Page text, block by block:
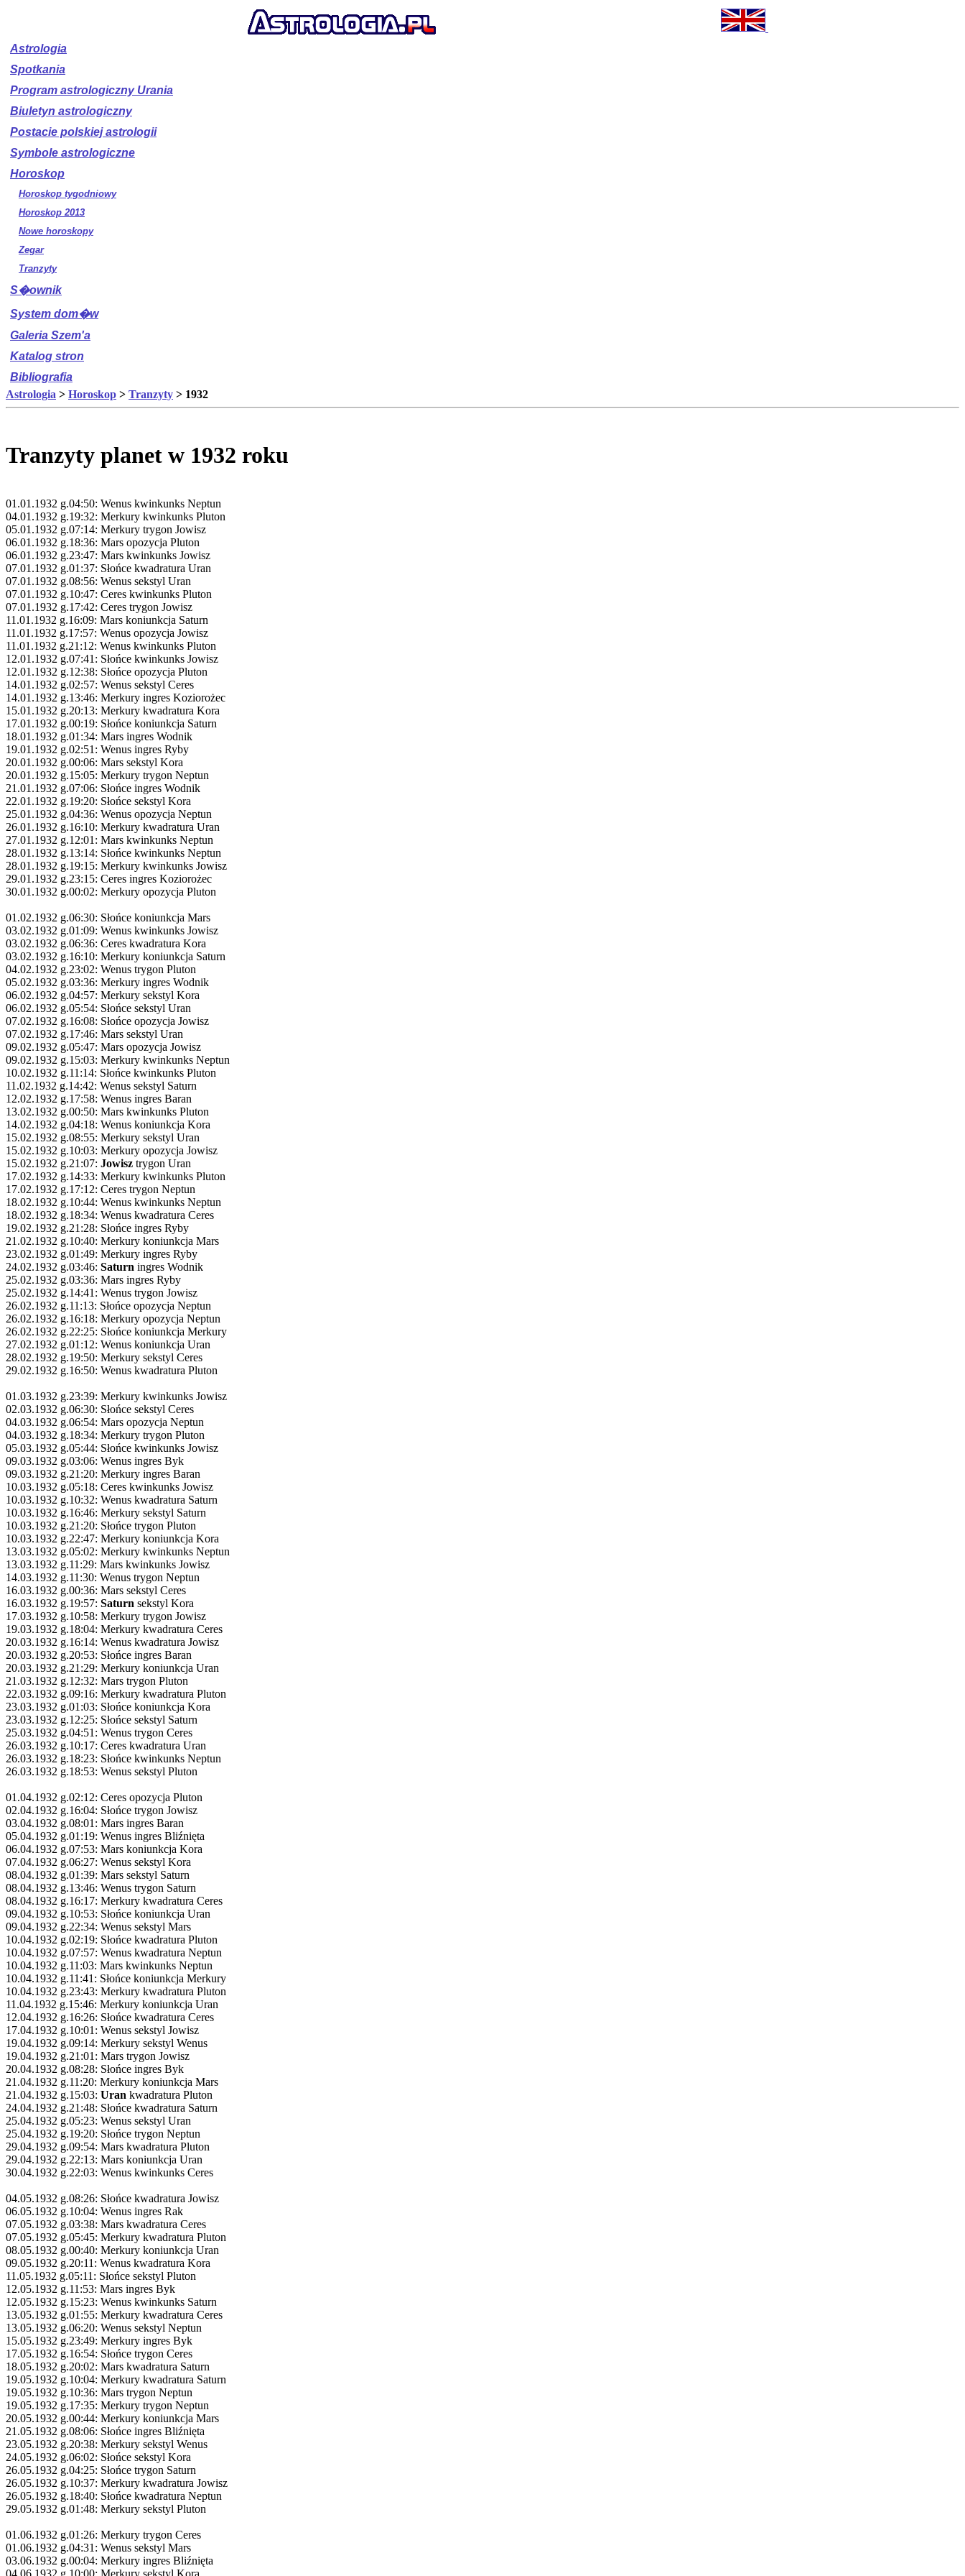
Astrologia
Spotkania
Program astrologiczny Urania
Biuletyn astrologiczny
Postacie polskiej astrologii
Symbole astrologiczne
Horoskop
Horoskop tygodniowy
Horoskop 2013
Nowe horoskopy
Zegar
Tranzyty
S�ownik
System dom�w
Galeria Szem'a
Katalog stron
Bibliografia
Astrologia > Horoskop > Tranzyty > 1932
Tranzyty planet w 1932 roku
01.01.1932 g.04:50: Wenus kwinkunks Neptun
04.01.1932 g.19:32: Merkury kwinkunks Pluton
05.01.1932 g.07:14: Merkury trygon Jowisz
06.01.1932 g.18:36: Mars opozycja Pluton
06.01.1932 g.23:47: Mars kwinkunks Jowisz
07.01.1932 g.01:37: Słońce kwadratura Uran
07.01.1932 g.08:56: Wenus sekstyl Uran
07.01.1932 g.10:47: Ceres kwinkunks Pluton
07.01.1932 g.17:42: Ceres trygon Jowisz
11.01.1932 g.16:09: Mars koniunkcja Saturn
11.01.1932 g.17:57: Wenus opozycja Jowisz
11.01.1932 g.21:12: Wenus kwinkunks Pluton
12.01.1932 g.07:41: Słońce kwinkunks Jowisz
12.01.1932 g.12:38: Słońce opozycja Pluton
14.01.1932 g.02:57: Wenus sekstyl Ceres
14.01.1932 g.13:46: Merkury ingres Koziorożec
15.01.1932 g.20:13: Merkury kwadratura Kora
17.01.1932 g.00:19: Słońce koniunkcja Saturn
18.01.1932 g.01:34: Mars ingres Wodnik
19.01.1932 g.02:51: Wenus ingres Ryby
20.01.1932 g.00:06: Mars sekstyl Kora
20.01.1932 g.15:05: Merkury trygon Neptun
21.01.1932 g.07:06: Słońce ingres Wodnik
22.01.1932 g.19:20: Słońce sekstyl Kora
25.01.1932 g.04:36: Wenus opozycja Neptun
26.01.1932 g.16:10: Merkury kwadratura Uran
27.01.1932 g.12:01: Mars kwinkunks Neptun
28.01.1932 g.13:14: Słońce kwinkunks Neptun
28.01.1932 g.19:15: Merkury kwinkunks Jowisz
29.01.1932 g.23:15: Ceres ingres Koziorożec
30.01.1932 g.00:02: Merkury opozycja Pluton
01.02.1932 g.06:30: Słońce koniunkcja Mars
03.02.1932 g.01:09: Wenus kwinkunks Jowisz
03.02.1932 g.06:36: Ceres kwadratura Kora
03.02.1932 g.16:10: Merkury koniunkcja Saturn
04.02.1932 g.23:02: Wenus trygon Pluton
05.02.1932 g.03:36: Merkury ingres Wodnik
06.02.1932 g.04:57: Merkury sekstyl Kora
06.02.1932 g.05:54: Słońce sekstyl Uran
07.02.1932 g.16:08: Słońce opozycja Jowisz
07.02.1932 g.17:46: Mars sekstyl Uran
09.02.1932 g.05:47: Mars opozycja Jowisz
09.02.1932 g.15:03: Merkury kwinkunks Neptun
10.02.1932 g.11:14: Słońce kwinkunks Pluton
11.02.1932 g.14:42: Wenus sekstyl Saturn
12.02.1932 g.17:58: Wenus ingres Baran
13.02.1932 g.00:50: Mars kwinkunks Pluton
14.02.1932 g.04:18: Wenus koniunkcja Kora
15.02.1932 g.08:55: Merkury sekstyl Uran
15.02.1932 g.10:03: Merkury opozycja Jowisz
15.02.1932 g.21:07: Jowisz trygon Uran
17.02.1932 g.14:33: Merkury kwinkunks Pluton
17.02.1932 g.17:12: Ceres trygon Neptun
18.02.1932 g.10:44: Wenus kwinkunks Neptun
18.02.1932 g.18:34: Wenus kwadratura Ceres
19.02.1932 g.21:28: Słońce ingres Ryby
21.02.1932 g.10:40: Merkury koniunkcja Mars
23.02.1932 g.01:49: Merkury ingres Ryby
24.02.1932 g.03:46: Saturn ingres Wodnik
25.02.1932 g.03:36: Mars ingres Ryby
25.02.1932 g.14:41: Wenus trygon Jowisz
26.02.1932 g.11:13: Słońce opozycja Neptun
26.02.1932 g.16:18: Merkury opozycja Neptun
26.02.1932 g.22:25: Słońce koniunkcja Merkury
27.02.1932 g.01:12: Wenus koniunkcja Uran
28.02.1932 g.19:50: Merkury sekstyl Ceres
29.02.1932 g.16:50: Wenus kwadratura Pluton
01.03.1932 g.23:39: Merkury kwinkunks Jowisz
02.03.1932 g.06:30: Słońce sekstyl Ceres
04.03.1932 g.06:54: Mars opozycja Neptun
04.03.1932 g.18:34: Merkury trygon Pluton
05.03.1932 g.05:44: Słońce kwinkunks Jowisz
09.03.1932 g.03:06: Wenus ingres Byk
09.03.1932 g.21:20: Merkury ingres Baran
10.03.1932 g.05:18: Ceres kwinkunks Jowisz
10.03.1932 g.10:32: Wenus kwadratura Saturn
10.03.1932 g.16:46: Merkury sekstyl Saturn
10.03.1932 g.21:20: Słońce trygon Pluton
10.03.1932 g.22:47: Merkury koniunkcja Kora
13.03.1932 g.05:02: Merkury kwinkunks Neptun
13.03.1932 g.11:29: Mars kwinkunks Jowisz
14.03.1932 g.11:30: Wenus trygon Neptun
16.03.1932 g.00:36: Mars sekstyl Ceres
16.03.1932 g.19:57: Saturn sekstyl Kora
17.03.1932 g.10:58: Merkury trygon Jowisz
19.03.1932 g.18:04: Merkury kwadratura Ceres
20.03.1932 g.16:14: Wenus kwadratura Jowisz
20.03.1932 g.20:53: Słońce ingres Baran
20.03.1932 g.21:29: Merkury koniunkcja Uran
21.03.1932 g.12:32: Mars trygon Pluton
22.03.1932 g.09:16: Merkury kwadratura Pluton
23.03.1932 g.01:03: Słońce koniunkcja Kora
23.03.1932 g.12:25: Słońce sekstyl Saturn
25.03.1932 g.04:51: Wenus trygon Ceres
26.03.1932 g.10:17: Ceres kwadratura Uran
26.03.1932 g.18:23: Słońce kwinkunks Neptun
26.03.1932 g.18:53: Wenus sekstyl Pluton
01.04.1932 g.02:12: Ceres opozycja Pluton
02.04.1932 g.16:04: Słońce trygon Jowisz
03.04.1932 g.08:01: Mars ingres Baran
05.04.1932 g.01:19: Wenus ingres Bliźnięta
06.04.1932 g.07:53: Mars koniunkcja Kora
07.04.1932 g.06:27: Wenus sekstyl Kora
08.04.1932 g.01:39: Mars sekstyl Saturn
08.04.1932 g.13:46: Wenus trygon Saturn
08.04.1932 g.16:17: Merkury kwadratura Ceres
09.04.1932 g.10:53: Słońce koniunkcja Uran
09.04.1932 g.22:34: Wenus sekstyl Mars
10.04.1932 g.02:19: Słońce kwadratura Pluton
10.04.1932 g.07:57: Wenus kwadratura Neptun
10.04.1932 g.11:03: Mars kwinkunks Neptun
10.04.1932 g.11:41: Słońce koniunkcja Merkury
10.04.1932 g.23:43: Merkury kwadratura Pluton
11.04.1932 g.15:46: Merkury koniunkcja Uran
12.04.1932 g.16:26: Słońce kwadratura Ceres
17.04.1932 g.10:01: Wenus sekstyl Jowisz
19.04.1932 g.09:14: Merkury sekstyl Wenus
19.04.1932 g.21:01: Mars trygon Jowisz
20.04.1932 g.08:28: Słońce ingres Byk
21.04.1932 g.11:20: Merkury koniunkcja Mars
21.04.1932 g.15:03: Uran kwadratura Pluton
24.04.1932 g.21:48: Słońce kwadratura Saturn
25.04.1932 g.05:23: Wenus sekstyl Uran
25.04.1932 g.19:20: Słońce trygon Neptun
29.04.1932 g.09:54: Mars kwadratura Pluton
29.04.1932 g.22:13: Mars koniunkcja Uran
30.04.1932 g.22:03: Wenus kwinkunks Ceres
04.05.1932 g.08:26: Słońce kwadratura Jowisz
06.05.1932 g.10:04: Wenus ingres Rak
07.05.1932 g.03:38: Mars kwadratura Ceres
07.05.1932 g.05:45: Merkury kwadratura Pluton
08.05.1932 g.00:40: Merkury koniunkcja Uran
09.05.1932 g.20:11: Wenus kwadratura Kora
11.05.1932 g.05:11: Słońce sekstyl Pluton
12.05.1932 g.11:53: Mars ingres Byk
12.05.1932 g.15:23: Wenus kwinkunks Saturn
13.05.1932 g.01:55: Merkury kwadratura Ceres
13.05.1932 g.06:20: Wenus sekstyl Neptun
15.05.1932 g.23:49: Merkury ingres Byk
17.05.1932 g.16:54: Słońce trygon Ceres
18.05.1932 g.20:02: Mars kwadratura Saturn
19.05.1932 g.10:04: Merkury kwadratura Saturn
19.05.1932 g.10:36: Mars trygon Neptun
19.05.1932 g.17:35: Merkury trygon Neptun
20.05.1932 g.00:44: Merkury koniunkcja Mars
21.05.1932 g.08:06: Słońce ingres Bliźnięta
23.05.1932 g.20:38: Merkury sekstyl Wenus
24.05.1932 g.06:02: Słońce sekstyl Kora
26.05.1932 g.04:25: Słońce trygon Saturn
26.05.1932 g.10:37: Merkury kwadratura Jowisz
26.05.1932 g.18:40: Słońce kwadratura Neptun
29.05.1932 g.01:48: Merkury sekstyl Pluton
01.06.1932 g.01:26: Merkury trygon Ceres
01.06.1932 g.04:31: Wenus sekstyl Mars
03.06.1932 g.00:04: Merkury ingres Bliźnięta
04.06.1932 g.10:00: Merkury sekstyl Kora